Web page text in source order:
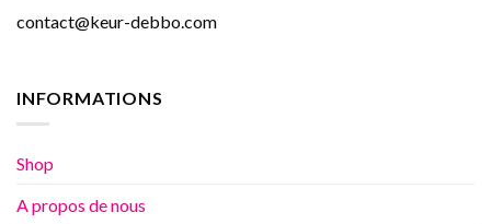
contact@keur-debbo.com
INFORMATIONS
Shop
A propos de nous